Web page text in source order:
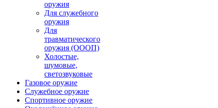
оружия
Для служебного
оружия
Для
травматического
оружия (ОООП)
Холостые,
шумовые,
светозвуковые
Газовое оружие
Служебное оружие
Спортивное оружие